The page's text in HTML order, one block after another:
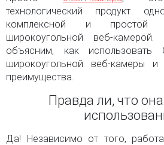
технологический продукт
комплексной и простой
широкоугольной веб-
объясним, как
широкоугольной веб-камеры
преимущества.
Правда ли, что
Да! Независимо от того,